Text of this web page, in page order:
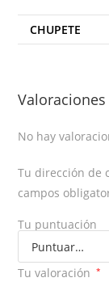
CHUPETE
Valoraciones
No hay
Tu dirección de
campos
Tu puntuación
Tu valoración *